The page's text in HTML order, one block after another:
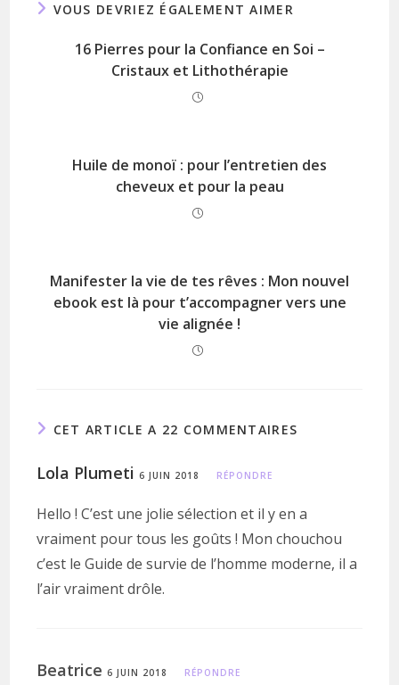
VOUS DEVRIEZ ÉGALEMENT AIMER
16 Pierres pour la Confiance en Soi –
Cristaux et Lithothérapie
Huile de monoï : pour l’entretien des
cheveux et pour la peau
Manifester la vie de tes rêves : Mon nouvel
ebook est là pour t’accompagner vers une
vie alignée !
CET ARTICLE A 22 COMMENTAIRES
Lola Plumeti 6 JUIN 2018 RÉPONDRE
Hello ! C’est une jolie sélection et il y en a
vraiment pour tous les goûts ! Mon chouchou
c’est le Guide de survie de l’homme moderne, il a
l’air vraiment drôle.
Beatrice6 JUIN 2018 RÉPONDRE